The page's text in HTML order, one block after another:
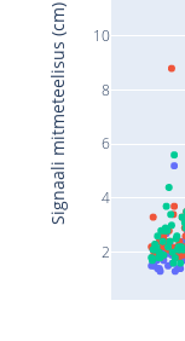
2
4
6
8
10
Signaali mitmeteelisus (cm)